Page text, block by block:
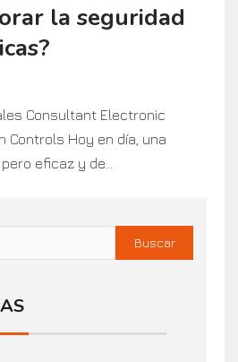
la seguridad
Consultant Electronic
Controls Hoy en día, una
eficaz y de...